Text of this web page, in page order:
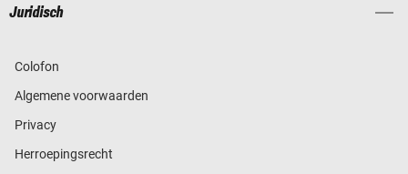
Juridisch
Colofon
Algemene voorwaarden
Privacy
Herroepingsrecht